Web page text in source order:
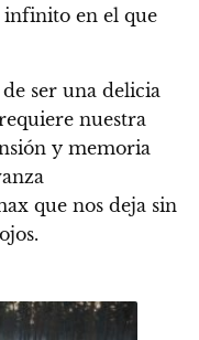
infinito en el que
ser una delicia
nuestra
y memoria
que nos deja sin